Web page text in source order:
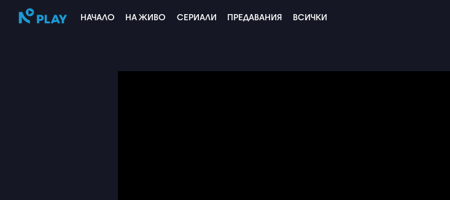
НАЧАЛО НА ЖИВО СЕРИАЛИ ПРЕДАВАНИЯ ВСИЧКИ